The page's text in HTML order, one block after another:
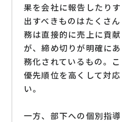
果を会社に報告したり
出すべきものはたくさ
務は直接的に売上に貢
が、締め切りが明確に
務化されているもの。
優先順位を高くして対
い。
一方、部下への個別指